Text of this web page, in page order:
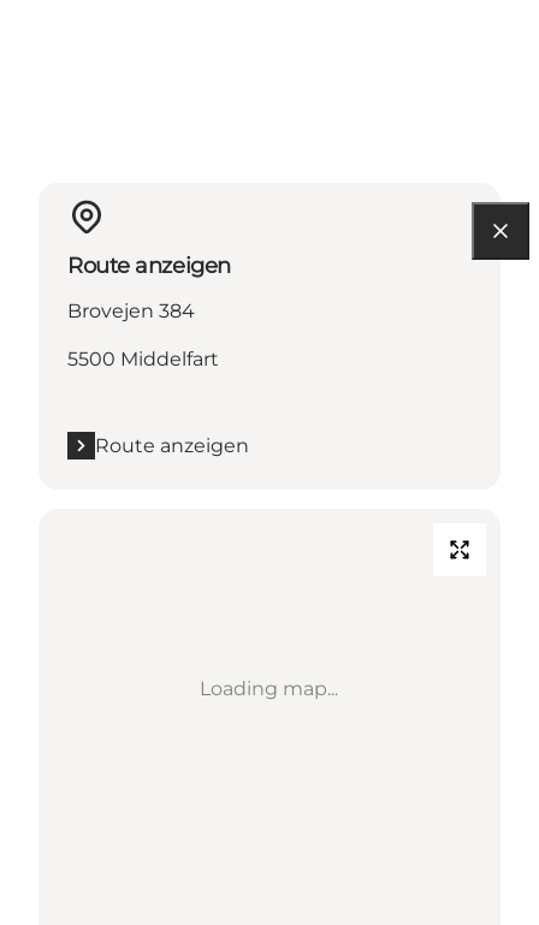
Route anzeigen
Brovejen 384
5500 Middelfart
Route anzeigen
Loading map...